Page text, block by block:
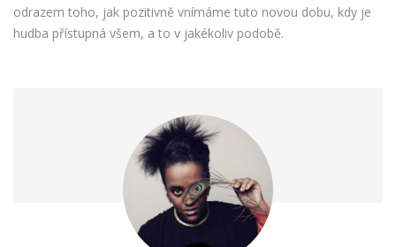
odrazem toho, jak pozitivně vnímáme tuto novou dobu, kdy je
hudba přístupná všem, a to v jakékoliv podobě.